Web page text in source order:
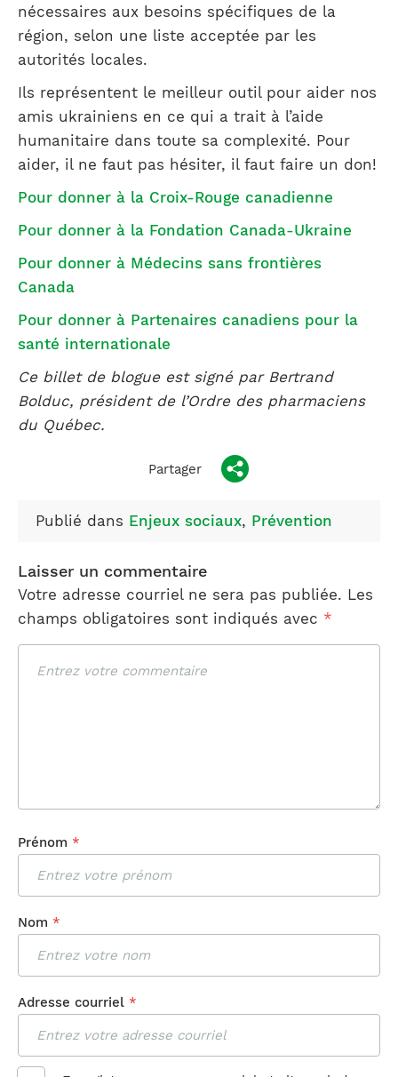
nécessaires aux besoins spécifiques de la
région, selon une liste acceptée par les
autorités locales.
Ils représentent le meilleur outil pour aider nos
amis ukrainiens en ce qui a trait à l’aide
humanitaire dans toute sa complexité. Pour
aider, il ne faut pas hésiter, il faut faire un don!
Pour donner à la Croix-Rouge canadienne
Pour donner à la Fondation Canada-Ukraine
Pour donner à Médecins sans frontières
Canada
Pour donner à Partenaires canadiens pour la
santé internationale
Ce billet de blogue est signé par Bertrand
Bolduc, président de l’Ordre des pharmaciens
du Québec.
Partager
Publié dans Enjeux sociaux, Prévention
Laisser un commentaire
Votre adresse courriel ne sera pas publiée. Les
champs obligatoires sont indiqués avec *
Prénom *
Nom *
Adresse courriel *